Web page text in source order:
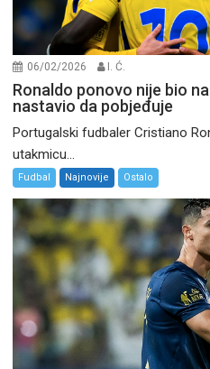
06/02/2026 I. Ć.
Ronaldo ponovo nije bio
nastavio da pobjeđuje
Portugalski fudbaler Cristiano
utakmicu...
Fudbal Najnovije Ostalo